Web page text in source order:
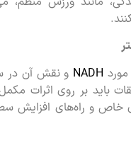
NADHو نقش آن در